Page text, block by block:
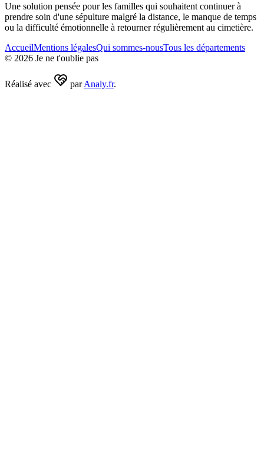
Une solution pensée pour les familles qui souhaitent continuer à
prendre soin d'une sépulture malgré la distance, le manque de temps
ou la difficulté émotionnelle à retourner régulièrement au cimetière.
AccueilMentions légalesQui sommes-nousTous les départements
© 2026 Je ne t'oublie pas
Réalisé avec par Analy.fr.